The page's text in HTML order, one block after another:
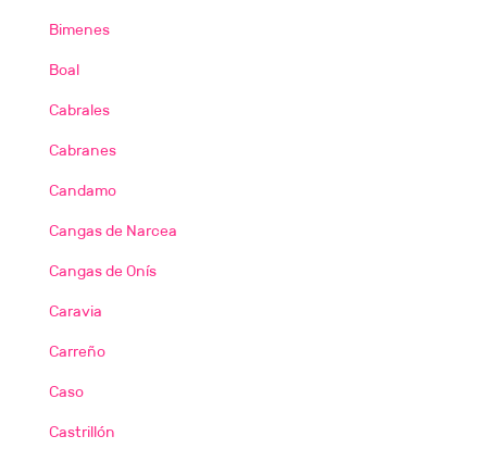
Bimenes
Boal
Cabrales
Cabranes
Candamo
Cangas de Narcea
Cangas de Onís
Caravia
Carreño
Caso
Castrillón